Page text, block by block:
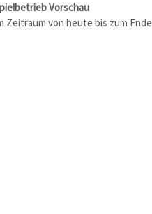
Vorschau
Zeitraum von heute bis zum